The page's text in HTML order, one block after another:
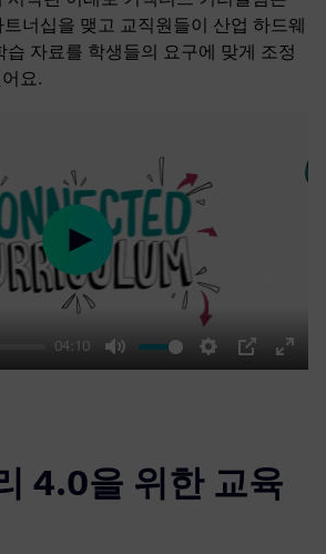
너십을 맺고 교직원들이 산업 하드웨
습 자료를 학생들의 요구에 맞게 조정
요.
04:10
Mute Settings
PIP
Enter
Play
4.0을 위한 교육